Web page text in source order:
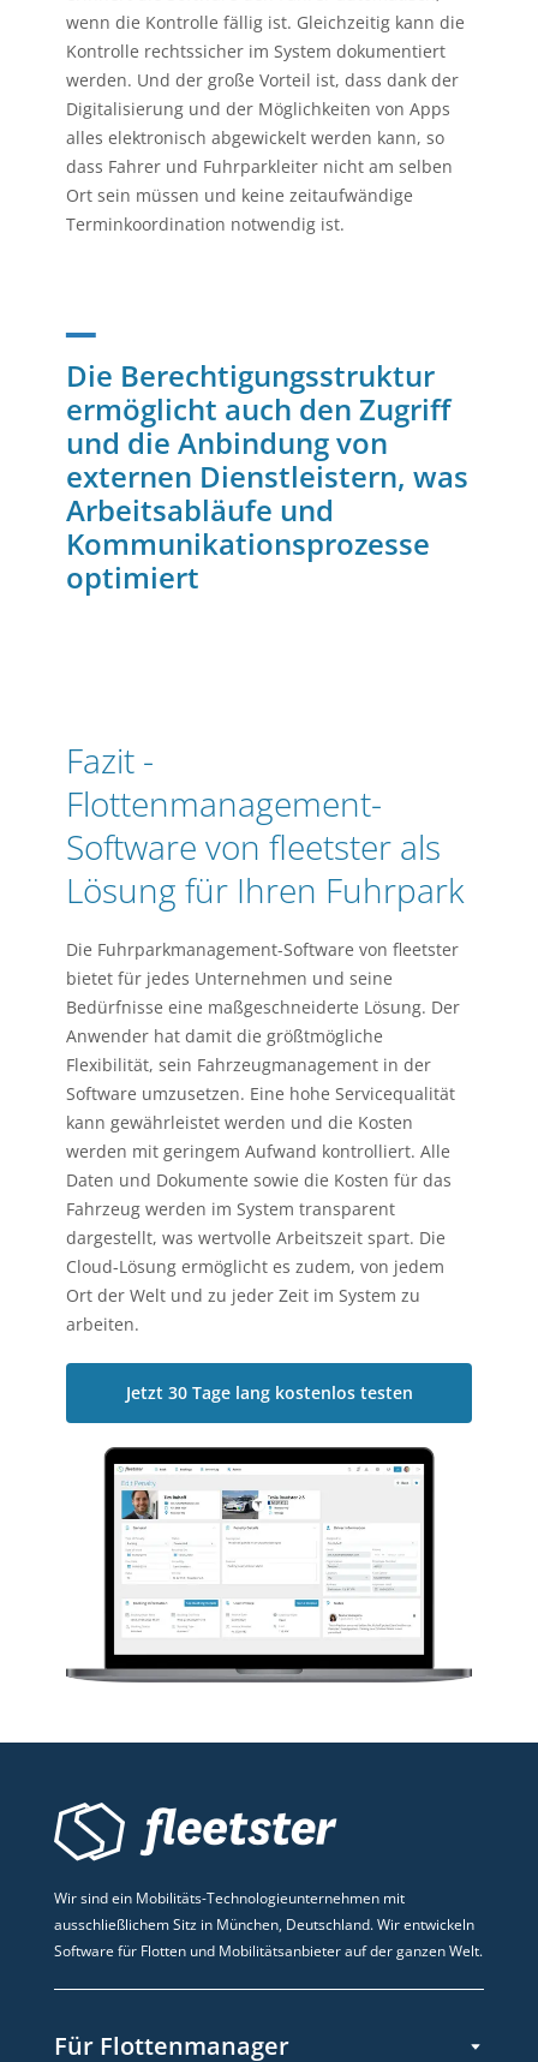
wenn die Kontrolle fällig ist. Gleichzeitig kann die
Kontrolle rechtssicher im System dokumentiert
werden. Und der große Vorteil ist, dass dank der
Digitalisierung und der Möglichkeiten von Apps
alles elektronisch abgewickelt werden kann, so
dass Fahrer und Fuhrparkleiter nicht am selben
Ort sein müssen und keine zeitaufwändige
Terminkoordination notwendig ist.
Die Berechtigungsstruktur
ermöglicht auch den Zugriff
und die Anbindung von
externen Dienstleistern, was
Arbeitsabläufe und
Kommunikationsprozesse
optimiert
Fazit -
Flottenmanagement-
Software von fleetster als
Lösung für Ihren Fuhrpark
Die Fuhrparkmanagement-Software von fleetster
bietet für jedes Unternehmen und seine
Bedürfnisse eine maßgeschneiderte Lösung. Der
Anwender hat damit die größtmögliche
Flexibilität, sein Fahrzeugmanagement in der
Software umzusetzen. Eine hohe Servicequalität
kann gewährleistet werden und die Kosten
werden mit geringem Aufwand kontrolliert. Alle
Daten und Dokumente sowie die Kosten für das
Fahrzeug werden im System transparent
dargestellt, was wertvolle Arbeitszeit spart. Die
Cloud-Lösung ermöglicht es zudem, von jedem
Ort der Welt und zu jeder Zeit im System zu
arbeiten.
Jetzt 30 Tage lang kostenlos testen
Wir sind ein Mobilitäts-Technologieunternehmen mit
ausschließlichem Sitz in München, Deutschland. Wir entwickeln
Software für Flotten und Mobilitätsanbieter auf der ganzen Welt.
Für Flottenmanager